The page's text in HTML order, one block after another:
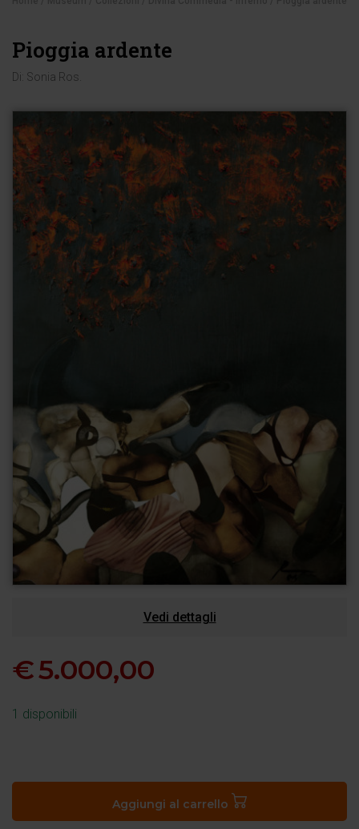
Pioggia ardente
Di: Sonia Ros
Vedi dettagli
€5.000,00
1 disponibili
Aggiungi al carrello